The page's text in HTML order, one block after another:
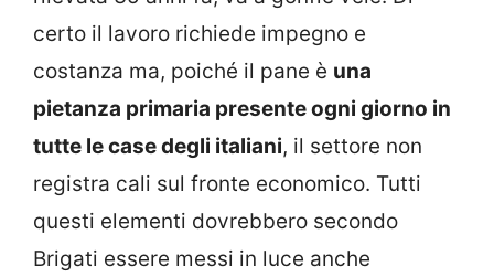
certo il lavoro richiede impegno e
costanza ma, poiché il pane è una
pietanza primaria presente ogni giorno in
tutte le case degli italiani, il settore non
registra cali sul fronte economico. Tutti
questi elementi dovrebbero secondo
Brigati essere messi in luce anche